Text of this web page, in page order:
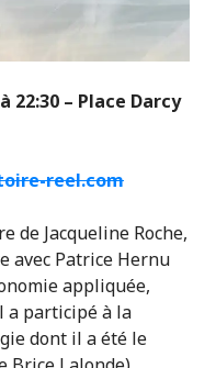
22:30 – Place Darcy
reel.com
de Jacqueline Roche,
avec Patrice Hernu
appliquée,
a participé à la
dont il a été le